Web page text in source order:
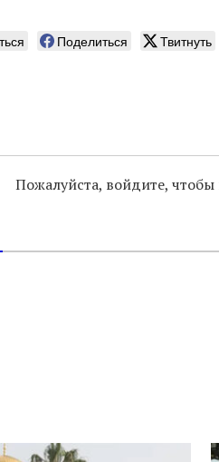
Поделиться Твитнуть
Пожалуйста, войдите,